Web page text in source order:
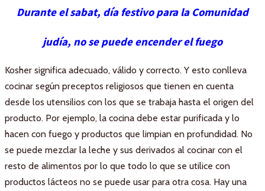
Durante el sabat, día festivo para la Comunidad
judía, no se puede encender el fuego
Kosher significa adecuado, válido y correcto. Y esto conlleva
cocinar según preceptos religiosos que tienen en cuenta
desde los utensilios con los que se trabaja hasta el origen del
producto. Por ejemplo, la cocina debe estar purificada y lo
hacen con fuego y productos que limpian en profundidad. No
se puede mezclar la leche y sus derivados al cocinar con el
resto de alimentos por lo que todo lo que se utilice con
productos lácteos no se puede usar para otra cosa. Hay una